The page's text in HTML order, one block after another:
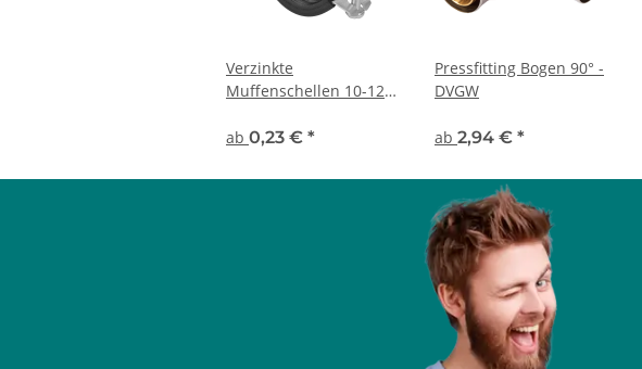
Verzinkte
Muffenschellen 10-128
ab 0,23 € *
Pressfitting Bogen 90° -
DVGW
ab 2,94 € *